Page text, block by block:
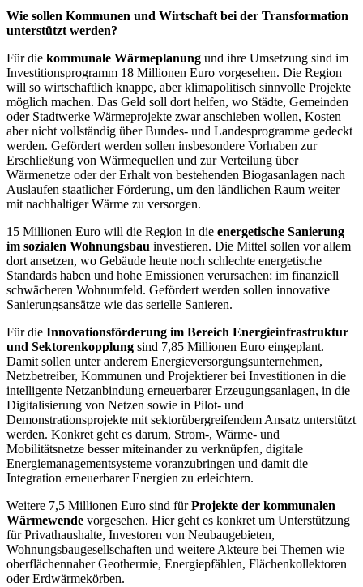
Wie sollen Kommunen und Wirtschaft bei der Transformation
unterstützt werden?
Für die kommunale Wärmeplanung und ihre Umsetzung sind im
Investitionsprogramm 18 Millionen Euro vorgesehen. Die Region
will so wirtschaftlich knappe, aber klimapolitisch sinnvolle Projekte
möglich machen. Das Geld soll dort helfen, wo Städte, Gemeinden
oder Stadtwerke Wärmeprojekte zwar anschieben wollen, Kosten
aber nicht vollständig über Bundes- und Landesprogramme gedeckt
werden. Gefördert werden sollen insbesondere Vorhaben zur
Erschließung von Wärmequellen und zur Verteilung über
Wärmenetze oder der Erhalt von bestehenden Biogasanlagen nach
Auslaufen staatlicher Förderung, um den ländlichen Raum weiter
mit nachhaltiger Wärme zu versorgen.
15 Millionen Euro will die Region in die energetische Sanierung
im sozialen Wohnungsbau investieren. Die Mittel sollen vor allem
dort ansetzen, wo Gebäude heute noch schlechte energetische
Standards haben und hohe Emissionen verursachen: im finanziell
schwächeren Wohnumfeld. Gefördert werden sollen innovative
Sanierungsansätze wie das serielle Sanieren.
Für die Innovationsförderung im Bereich Energieinfrastruktur
und Sektorenkopplung sind 7,85 Millionen Euro eingeplant.
Damit sollen unter anderem Energieversorgungsunternehmen,
Netzbetreiber, Kommunen und Projektierer bei Investitionen in die
intelligente Netzanbindung erneuerbarer Erzeugungsanlagen, in die
Digitalisierung von Netzen sowie in Pilot- und
Demonstrationsprojekte mit sektorübergreifendem Ansatz unterstützt
werden. Konkret geht es darum, Strom-, Wärme- und
Mobilitätsnetze besser miteinander zu verknüpfen, digitale
Energiemanagementsysteme voranzubringen und damit die
Integration erneuerbarer Energien zu erleichtern.
Weitere 7,5 Millionen Euro sind fürProjekte der kommunalen
Wärmewende vorgesehen. Hier geht es konkret um Unterstützung
für Privathaushalte, Investoren von Neubaugebieten,
Wohnungsbaugesellschaften und weitere Akteure bei Themen wie
oberflächennaher Geothermie, Energiepfählen, Flächenkollektoren
oder Erdwärmekörben.